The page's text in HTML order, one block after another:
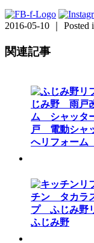
2016-05-10 ｜ Posted
関連記事